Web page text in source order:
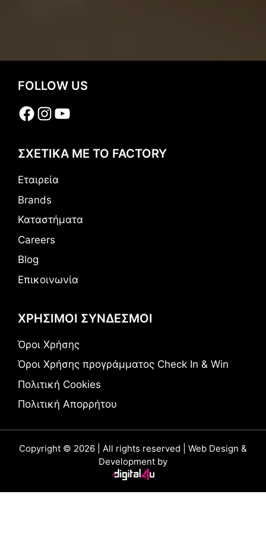
FOLLOW US
Facebook
Instagram
YouTube
ΣΧΕΤΙΚΑ ΜΕ ΤΟ FACTORY
Εταιρεία
Brands
Καταστήματα
Careers
Blog
Επικοινωνία
ΧΡΗΣΙΜΟΙ ΣΥΝΔΕΣΜΟΙ
Όροι Χρήσης
Όροι Χρήσης προγράμματος Check In & Win
Πολιτική Cookies
Πολιτική Απορρήτου
Copyright © 2026 | All rights reserved | Web Design &
Development by